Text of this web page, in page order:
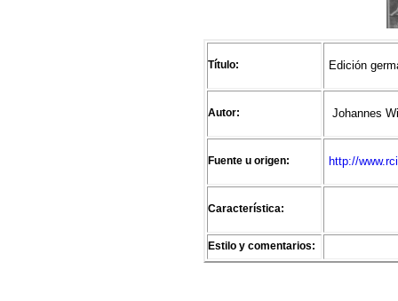
Título: Edición
Autor: Johannes
Fuente u origen: http://
Característica:
Estilo y comentarios: